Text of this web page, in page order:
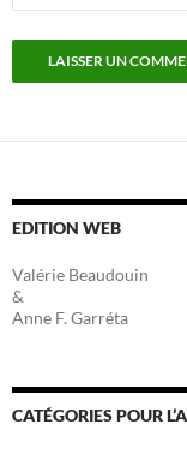
EDITION WEB
Valérie Beaudouin
&
Anne F. Garréta
CATÉGORIES POUR